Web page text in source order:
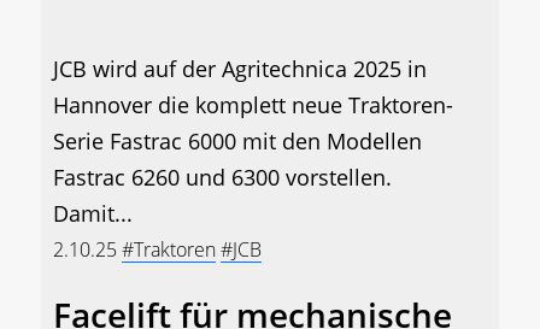
JCB wird auf der Agritechnica 2025 in
Hannover die komplett neue Traktoren-
Serie Fastrac 6000 mit den Modellen
Fastrac 6260 und 6300 vorstellen.
Damit...
2.10.25#Traktoren#JCB
Facelift für mechanische